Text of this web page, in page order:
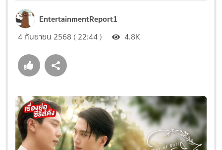
EntertainmentReport1
4 กันยายน 2568 ( 22:44 ) 4.8K